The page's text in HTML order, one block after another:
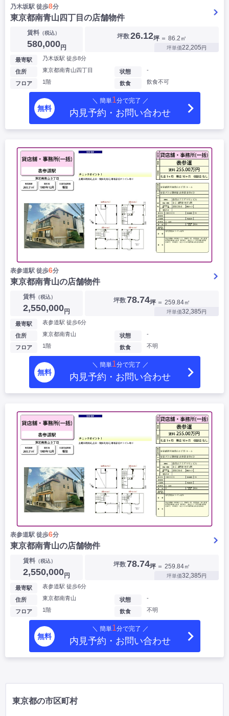
乃木坂駅 徒歩8分
東京都南青山四丁目の店舗物件
賃料（税込）
580,000円
坪数26.12坪 ＝ 86.2㎡
坪単価22,205円
最寄駅 乃木坂駅 徒歩8分
住所 東京都南青山四丁目
フロア 1階
状態 -
飲食 飲食不可
無料
＼ 簡単1分で完了 ／
内見予約・お問い合わせ
表参道駅 徒歩6分
東京都南青山の店舗物件
賃料 （税込）
2,550,000円
坪数78.74坪 ＝ 259.84㎡
坪単価32,385円
最寄駅 表参道駅 徒歩6分
住所 東京都南青山
フロア 1階
状態 -
飲食 不明
無料
＼ 簡単1分で完了 ／
内見予約・お問い合わせ
表参道駅 徒歩6分
東京都南青山の店舗物件
賃料 （税込）
2,550,000円
坪数78.74坪 ＝ 259.84㎡
坪単価32,385円
最寄駅 表参道駅 徒歩6分
住所 東京都南青山
フロア 1階
状態 -
飲食 不明
無料
＼ 簡単1分で完了 ／
内見予約・お問い合わせ
東京都の市区町村